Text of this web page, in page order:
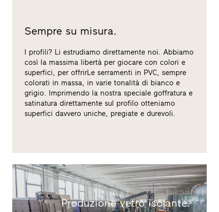
Sempre su misura.
I profili? Li estrudiamo direttamente noi. Abbiamo
così la massima libertà per giocare con colori e
superfici, per offrirLe serramenti in PVC, sempre
colorati in massa, in varie tonalità di bianco e
grigio. Imprimendo la nostra speciale goffratura e
satinatura direttamente sul profilo otteniamo
superfici davvero uniche, pregiate e durevoli.
Produzione vetro isolante.